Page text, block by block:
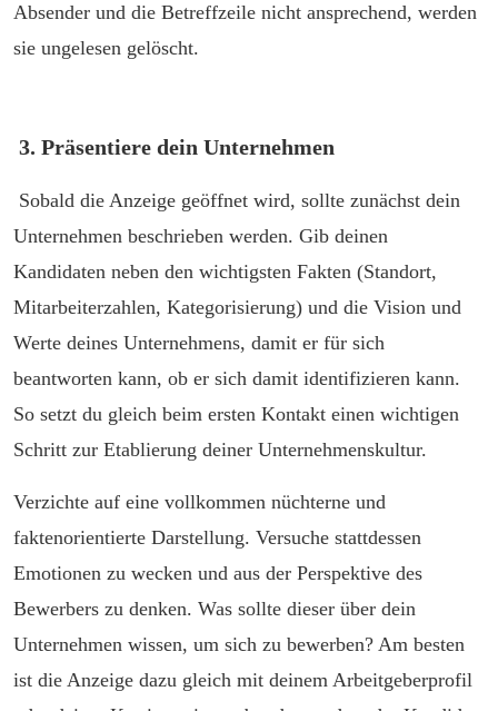
Absender und die Betreffzeile nicht ansprechend, werden
sie ungelesen gelöscht.
3. Präsentiere dein Unternehmen
Sobald die Anzeige geöffnet wird, sollte zunächst dein
Unternehmen beschrieben werden. Gib deinen
Kandidaten neben den wichtigsten Fakten (Standort,
Mitarbeiterzahlen, Kategorisierung) und die Vision und
Werte deines Unternehmens, damit er für sich
beantworten kann, ob er sich damit identifizieren kann.
So setzt du gleich beim ersten Kontakt einen wichtigen
Schritt zur Etablierung deiner Unternehmenskultur.
Verzichte auf eine vollkommen nüchterne und
faktenorientierte Darstellung. Versuche stattdessen
Emotionen zu wecken und aus der Perspektive des
Bewerbers zu denken. Was sollte dieser über dein
Unternehmen wissen, um sich zu bewerben? Am besten
ist die Anzeige dazu gleich mit deinem Arbeitgeberprofil